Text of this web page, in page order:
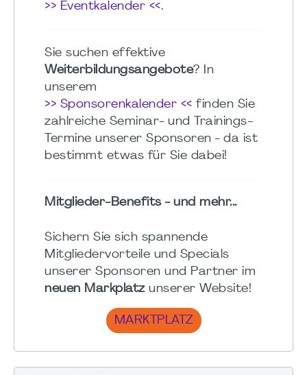
>> Eventkalender <<.
Sie suchen effektive
Weiterbildungsangebote? In
unserem
>> Sponsorenkalender << finden Sie
zahlreiche Seminar- und Trainings-
Termine unserer Sponsoren - da ist
bestimmt etwas für Sie dabei!
Mitglieder-Benefits - und mehr...
Sichern Sie sich spannende
Mitgliedervorteile und Specials
unserer Sponsoren und Partner im
neuen Markplatzunserer Website!
MARKTPLATZ